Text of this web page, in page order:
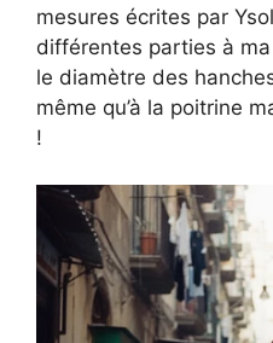
mesures écrites par
différentes parties à
le diamètre des
même qu’à la poitrine
!